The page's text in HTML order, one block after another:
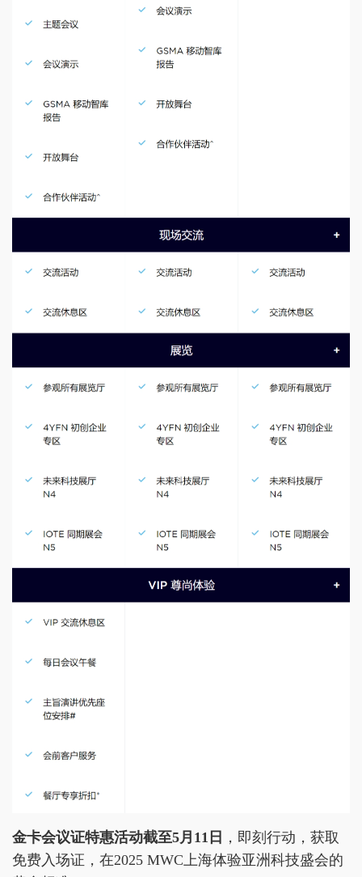
金卡会议证特惠活动截至5月11日 ，即刻行动，获取
免费入场证，在2025 MWC上海体验亚洲科技盛会的